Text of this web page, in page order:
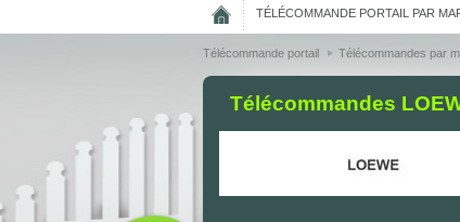
TÉLÉCOMMANDE PORTAIL PAR
Télécommande portail Télécommandes par
Télécommandes